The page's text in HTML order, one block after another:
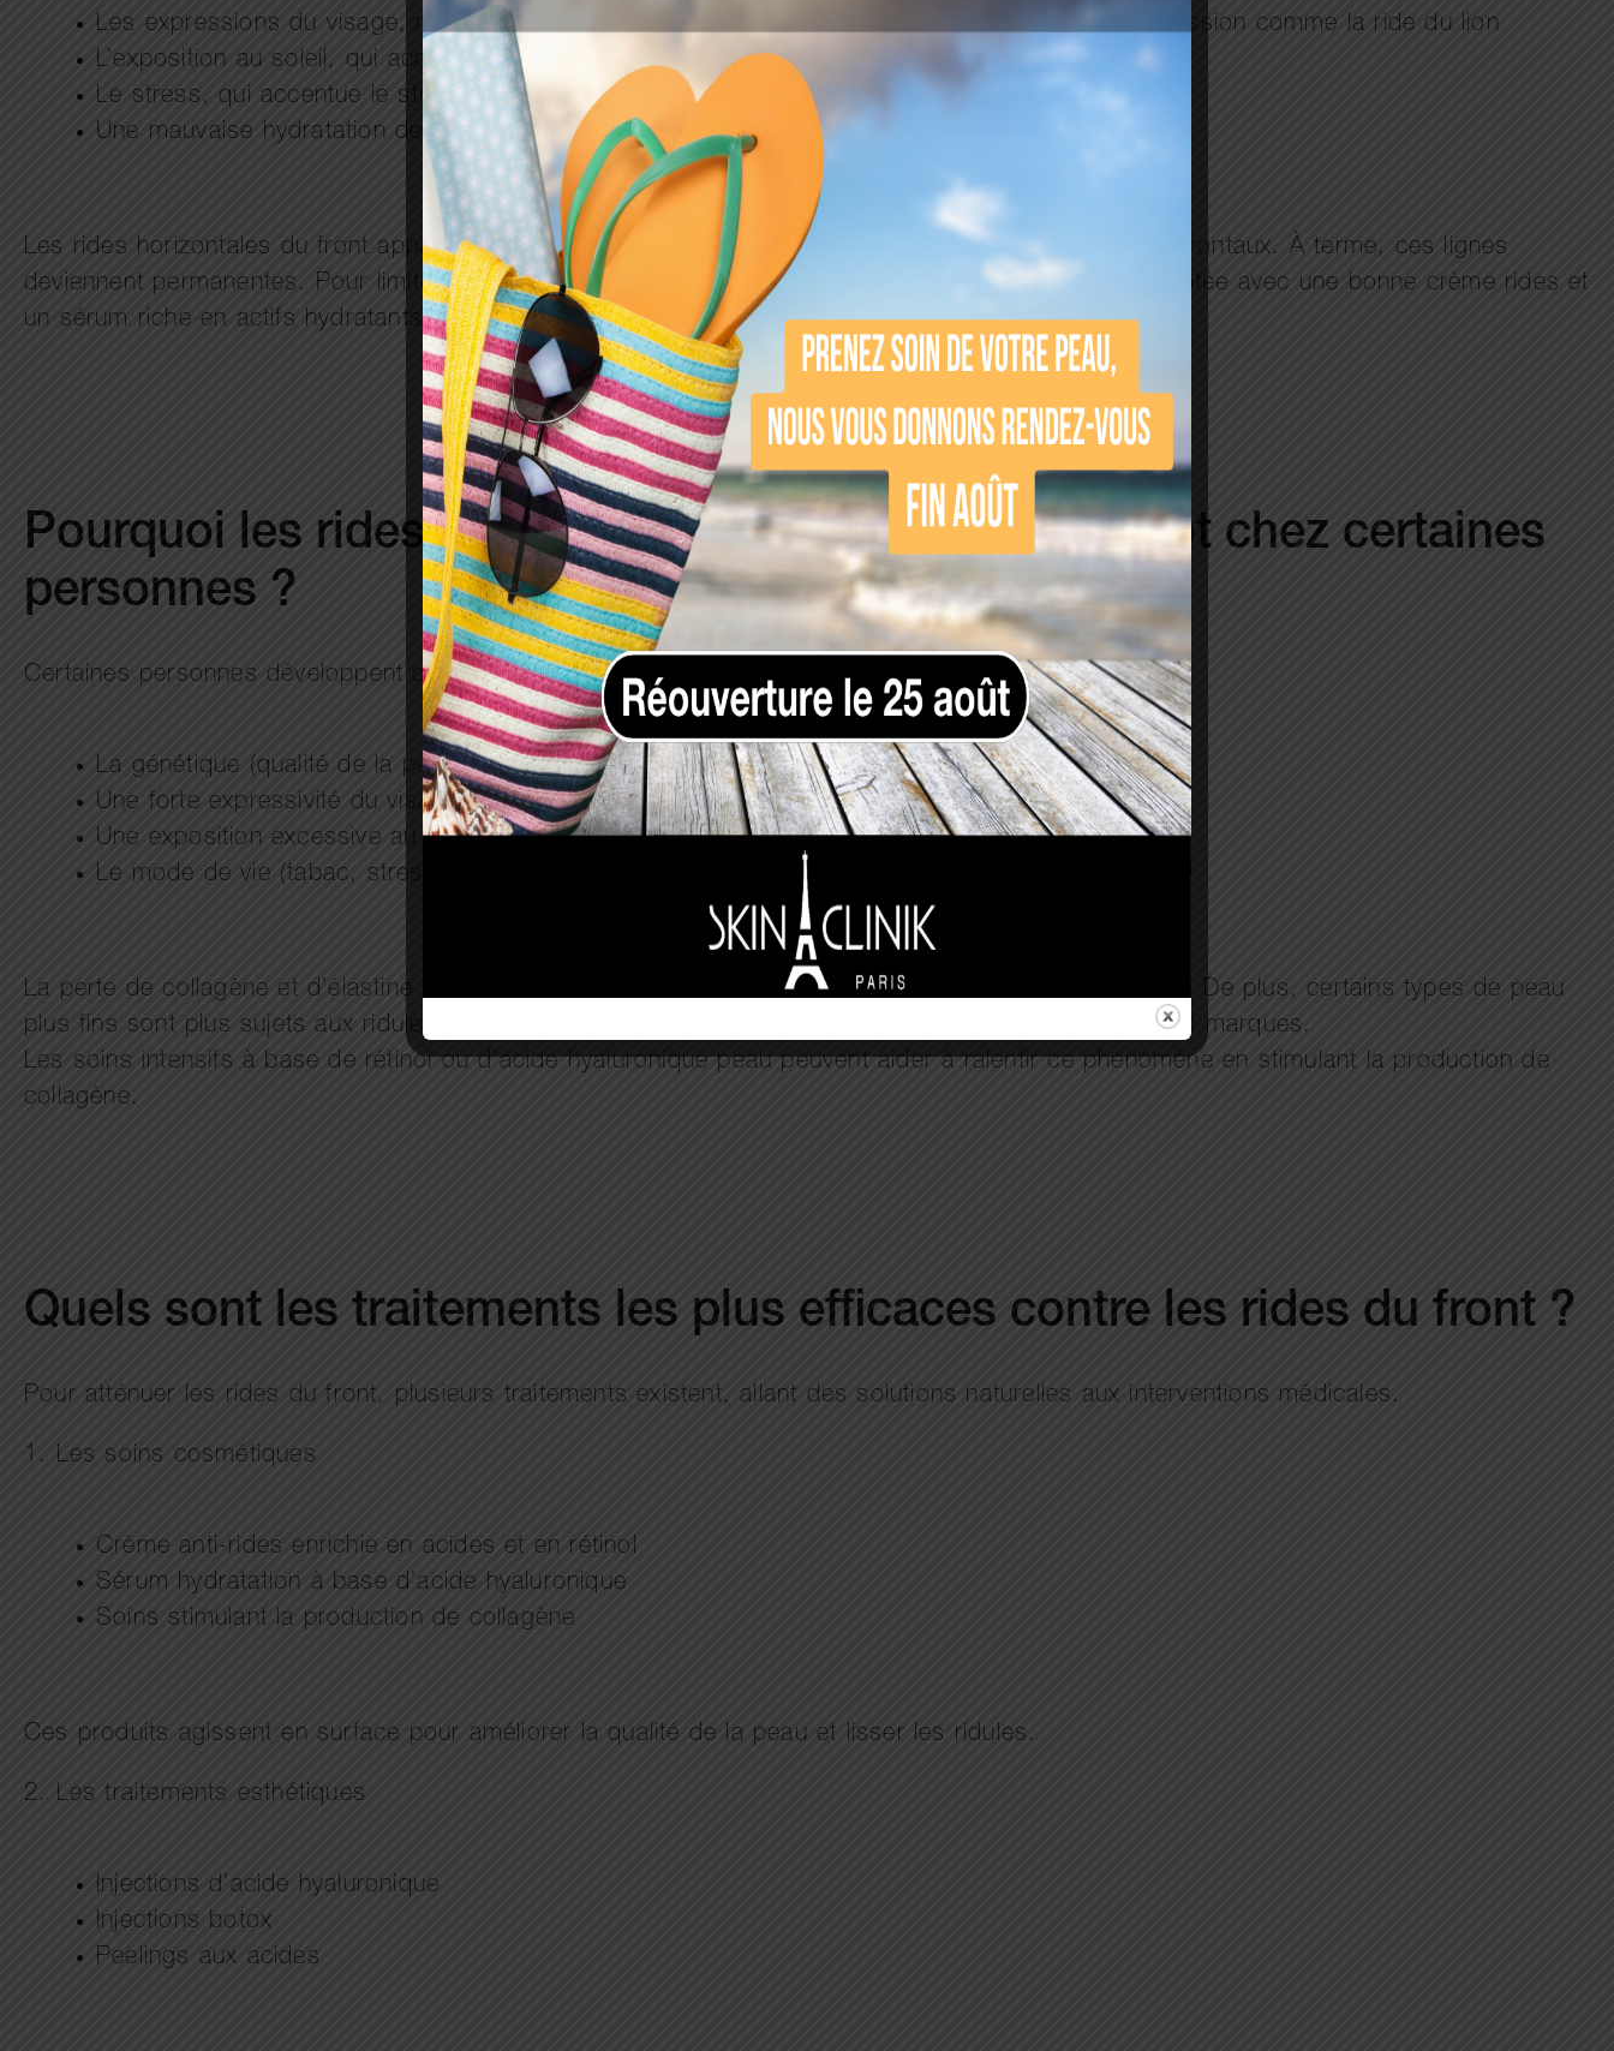
Les expressions du visage, notamment le mouvement des sourcils, qui créent des rides d’expression comme la ride du lion
L’exposition au soleil, qui accélère le vieillissement cutané
Le stress, qui accentue le stress oxydatif
Une mauvaise hydratation de la peau
Les rides horizontales du front apparaissent souvent à cause des contractions répétées des muscles frontaux. À terme, ces lignes
deviennent permanentes. Pour limiter leur apparition, il est essentiel d’adopter une routine de soin adaptée avec une bonne crème rides et
un sérum riche en actifs hydratants.
Pourquoi les rides du front apparaissent-elles plus tôt chez certaines
personnes ?
Certaines personnes développent des rides frontales plus tôt en raison de plusieurs facteurs :
La génétique (qualité de la peau et production de collagène)
Une forte expressivité du visage
Une exposition excessive au soleil
Le mode de vie (tabac, stress, alimentation)
La perte de collagène et d’élastine peut être accélérée, ce qui favorise l’apparition des premières rides. De plus, certains types de peau
plus fins sont plus sujets aux ridules et rides. Le manque d’hydratation cutanée accentue également les marques.
Les soins intensifs à base de rétinol ou d’acide hyaluronique peau peuvent aider à ralentir ce phénomène en stimulant la production de
collagène.
Quels sont les traitements les plus efficaces contre les rides du front ?
Pour atténuer les rides du front, plusieurs traitements existent, allant des solutions naturelles aux interventions médicales.
1. Les soins cosmétiques
Crème anti-rides enrichie en acides et en rétinol
Sérum hydratation à base d’acide hyaluronique
Soins stimulant la production de collagène
Ces produits agissent en surface pour améliorer la qualité de la peau et lisser les ridules.
2. Les traitements esthétiques
Injections d’acide hyaluronique
Injections botox
Peelings aux acides